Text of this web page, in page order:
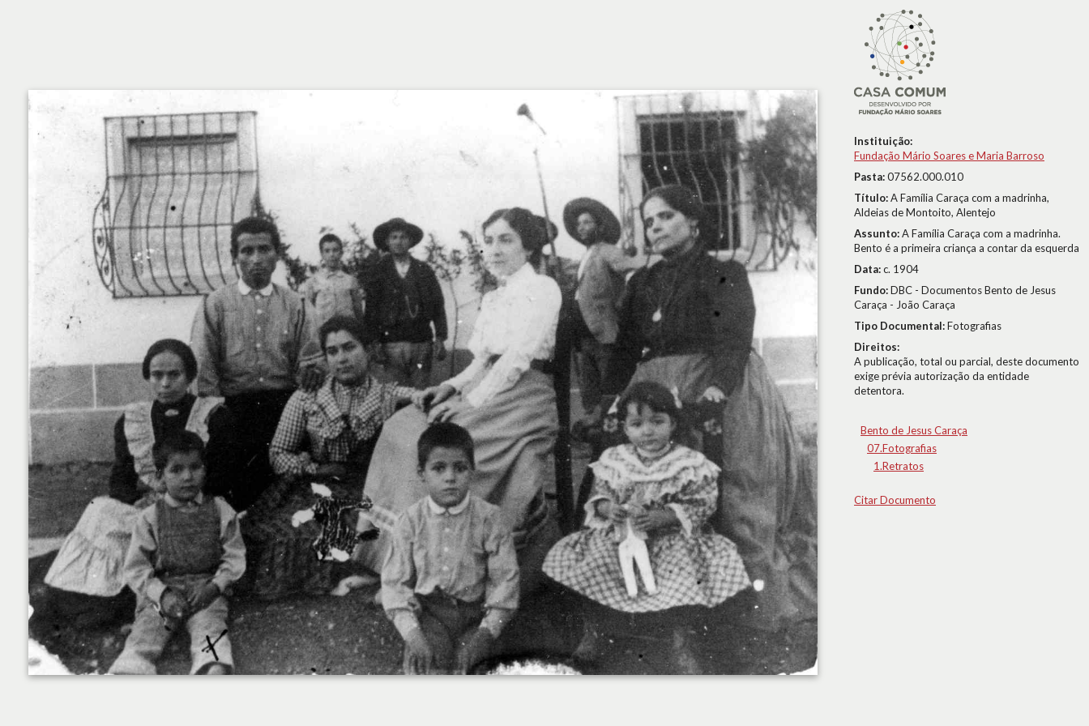
Instituição:
Fundação Mário Soares e Maria Barroso
Pasta:07562.000.010
Título:A Família Caraça com a madrinha,
Aldeias de Montoito, Alentejo
Assunto:A Família Caraça com a madrinha.
Bento é a primeira criança a contar da esquerda
Data:c. 1904
Fundo:DBC - Documentos Bento de Jesus
Caraça - João Caraça
Tipo Documental:Fotografias
Direitos:
A publicação, total ou parcial, deste documento
exige prévia autorização da entidade
detentora.
Bento de Jesus Caraça
07.Fotografias
1.Retratos
Citar Documento